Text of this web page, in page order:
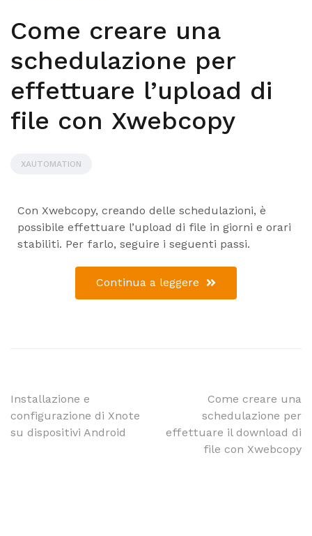
Come creare una
schedulazione per
effettuare l’upload di
file con Xwebcopy
XAUTOMATION
Con Xwebcopy, creando delle schedulazioni, è
possibile effettuare l’upload di file in giorni e orari
stabiliti. Per farlo, seguire i seguenti passi.
Continua a leggere
Installazione e
configurazione di Xnote
su dispositivi Android
Come creare una
schedulazione per
effettuare il download di
file con Xwebcopy